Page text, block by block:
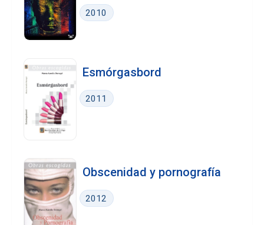
2010
Esmórgasbord
2011
Obscenidad y pornografía
2012